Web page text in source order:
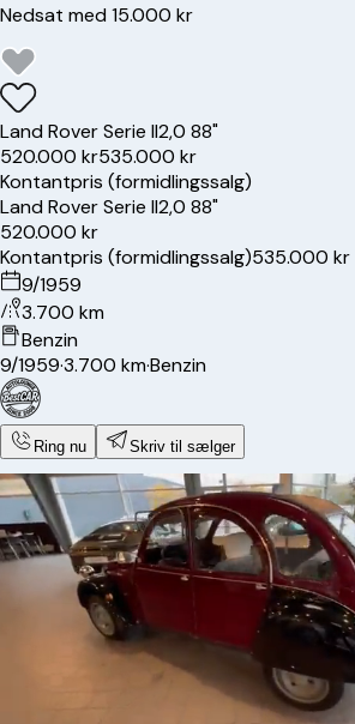
Nedsat med 15.000 kr
Land RoverSerie II2,0 88"
520.000 kr535.000 kr
Kontantpris (formidlingssalg)
Land RoverSerie II2,0 88"
520.000 kr
Kontantpris (formidlingssalg)535.000 kr
9/1959
3.700 km
Benzin
9/1959·3.700 km·Benzin
Ring nu Skriv til sælger